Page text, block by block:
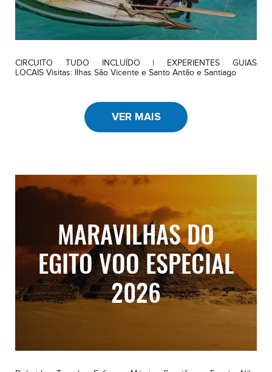
CIRCUITO TUDO INCLUÍDO | EXPERIENTES GUIAS
LOCAIS Visitas: Ilhas São Vicente e Santo Antão e Santiago
VER MAIS
MARAVILHAS DO
EGITO VOO ESPECIAL
2026